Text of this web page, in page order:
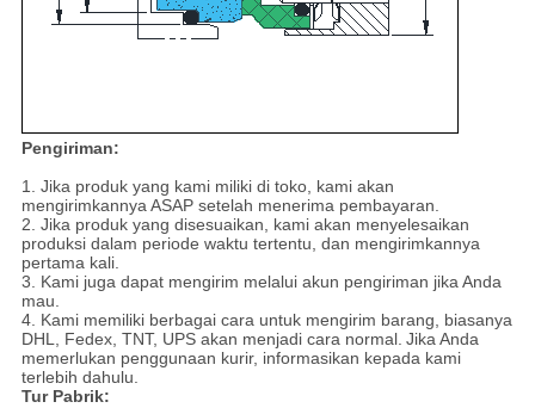
Pengiriman:
1. Jika produk yang kami miliki di toko, kami akan
mengirimkannya ASAP setelah menerima pembayaran.
2. Jika produk yang disesuaikan, kami akan menyelesaikan
produksi dalam periode waktu tertentu, dan mengirimkannya
pertama kali.
3. Kami juga dapat mengirim melalui akun pengiriman jika Anda
mau.
4. Kami memiliki berbagai cara untuk mengirim barang, biasanya
DHL, Fedex, TNT, UPS akan menjadi cara normal. Jika Anda
memerlukan penggunaan kurir, informasikan kepada kami
terlebih dahulu.
Tur Pabrik: